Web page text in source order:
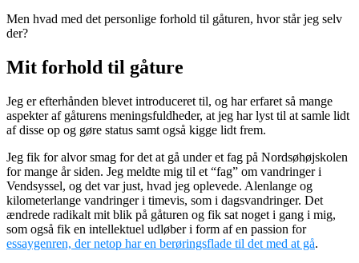
Men hvad med det personlige forhold til gåturen, hvor står jeg selv
der?
Mit forhold til gåture
Jeg er efterhånden blevet introduceret til, og har erfaret så mange
aspekter af gåturens meningsfuldheder, at jeg har lyst til at samle lidt
af disse op og gøre status samt også kigge lidt frem.
Jeg fik for alvor smag for det at gå under et fag på Nordsøhøjskolen
for mange år siden. Jeg meldte mig til et “fag” om vandringer i
Vendsyssel, og det var just, hvad jeg oplevede. Alenlange og
kilometerlange vandringer i timevis, som i dagsvandringer. Det
ændrede radikalt mit blik på gåturen og fik sat noget i gang i mig,
som også fik en intellektuel udløber i form af en passion for
essaygenren, der netop har en berøringsflade til det med at gå.